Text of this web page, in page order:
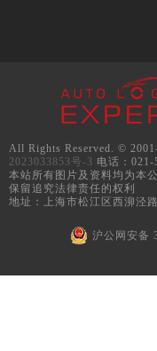
All Rights Reserved. ©
2023033853号-3 电话：021-
本站所有图片及资料均为本
保留追究法律责任的权利
地址：上海市松江区西泖泾
沪公网安备